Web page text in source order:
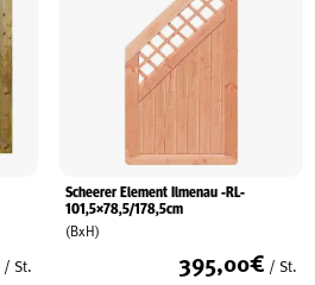
/ St.
Scheerer Element Ilmenau -RL-
101,5×78,5/178,5cm
(BxH)
395,00€ / St.